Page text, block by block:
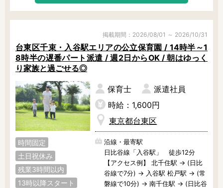
掲載期間：2026/08/01 ～ 2026/10/31
台東区千束・入谷駅エリアの公立保育園 / 14時半～1
8時半の遅番パート派遣 / 週2日からOK / 朝はゆっく
り家族と過ごせる◎
時間固定
土日祝休み
残業3時間以内
13時以降スタート
保育士
派遣社員
時給：1,600円
東京都台東区
沿線・最寄駅
日比谷線「入谷駅」 徒歩12分
【アクセス例】 北千住駅 → (日比
谷線で7分) → 入谷駅 松戸駅 → (常
磐線で10分) → 南千住駅 → (日比谷